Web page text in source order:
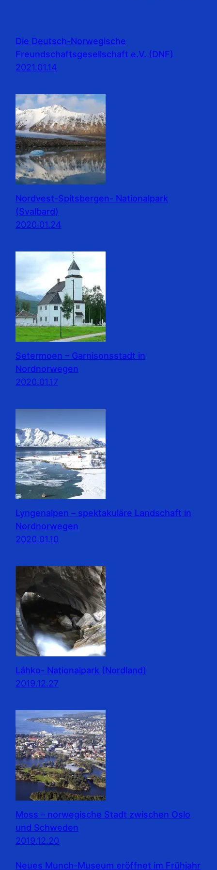
Die Deutsch-Norwegische
Freundschaftsgesellschaft e.V. (DNF)
2021.01.14
Nordvest-Spitsbergen- Nationalpark
(Svalbard)
2020.01.24
Setermoen – Garnisonsstadt in
Nordnorwegen
2020.01.17
Lyngenalpen – spektakuläre Landschaft in
Nordnorwegen
2020.01.10
Láhko- Nationalpark (Nordland)
2019.12.27
Moss – norwegische Stadt zwischen Oslo
und Schweden
2019.12.20
Neues Munch-Museum eröffnet im Frühjahr